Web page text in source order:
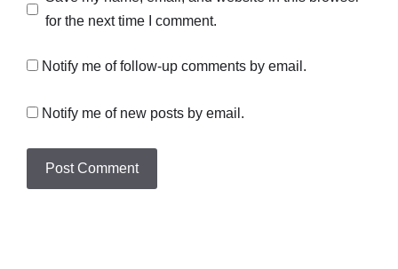
for the next time I comment.
Notify me of follow-up comments by email.
Notify me of new posts by email.